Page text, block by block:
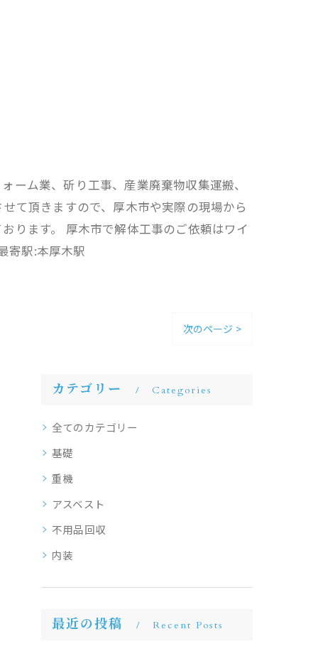
ーム業、斫り工事、産業廃棄物収集運搬、
て頂きますので、厚木市や実際の現場から
ります。 厚木市で解体工事のご依頼はワイ
寄駅:本厚木駅
次のページ >
カテゴリー Categories
全てのカテゴリー
基礎
重機
アスベスト
不用品回収
内装
最近の投稿 Recent Posts